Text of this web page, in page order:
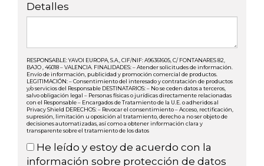
Detalles
RESPONSABLE: YAVOI EUROPA, S.A., CIF/NIF: A96361605, C/ FONTANARES 82,
BAJO , 46018 – VALENCIA. FINALIDADES: – Atender solicitudes de información.
Envío de información, publicidad y promoción comercial de productos.
LEGITIMACIÓN: – Consentimiento del interesado y contratación de productos
y/o servicios del Responsable DESTINATARIOS: – No se ceden datos a terceros,
salvo obligación legal – Personas físicas o jurídicas directamente relacionadas
con el Responsable – Encargados de Tratamiento de la U.E. o adheridos al
Privacy Shield DERECHOS: – Revocar el consentimiento – Acceso, rectificación,
supresión, limitación u oposición al tratamiento, derecho a no ser objeto de
decisiones automatizadas, así como a obtener información clara y
transparente sobre el tratamiento de los datos
He leído y estoy de acuerdo con la
información sobre protección de datos